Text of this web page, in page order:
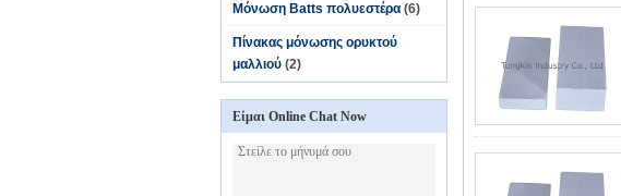
Μόνωση Batts πολυεστέρα (6)
Πίνακας μόνωσης ορυκτού
μαλλιού (2)
Είμαι Online Chat Now